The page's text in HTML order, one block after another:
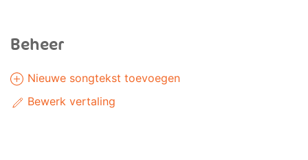
Beheer
Nieuwe songtekst toevoegen
Bewerk vertaling